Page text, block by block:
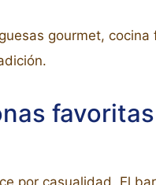
gourmet, cocina